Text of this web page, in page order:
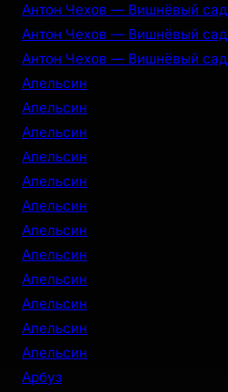
Антон Чехов — Вишнёвый сад
Антон Чехов — Вишнёвый сад
Антон Чехов — Вишнёвый сад
Апельсин
Апельсин
Апельсин
Апельсин
Апельсин
Апельсин
Апельсин
Апельсин
Апельсин
Апельсин
Апельсин
Апельсин
Арбуз